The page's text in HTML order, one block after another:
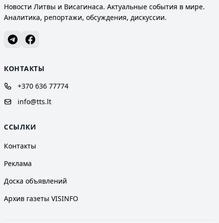
Новости Литвы и Висагинаса. Актуальные события в мире.
Аналитика, репортажи, обсуждения, дискуссии.
КОНТАКТЫ
+370 636 77774
info@tts.lt
ССЫЛКИ
Контакты
Реклама
Доска объявлений
Архив газеты VISINFO